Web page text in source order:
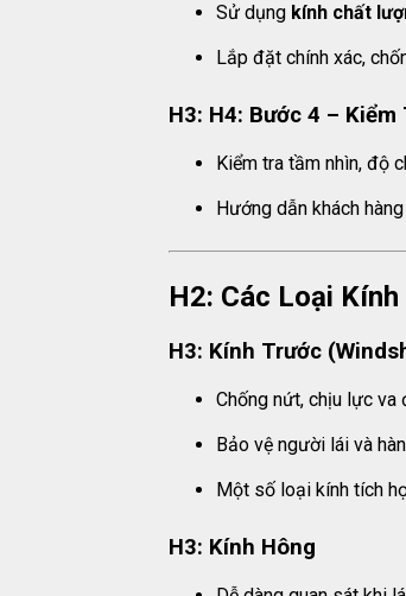
Sử dụng kính chất
Lắp đặt chính xác,
H3: H4: Bước 4 – Kiểm
Kiểm tra tầm nhìn, độ
Hướng dẫn khách
H2: Các Loại Kính
H3: Kính Trước
Chống nứt, chịu lực va
Bảo vệ người lái và
Một số loại kính tích
H3: Kính Hông